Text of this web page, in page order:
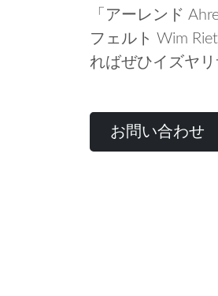
「アーレンド
フェルト Wim
ればぜひイズヤ
お問い合わせ